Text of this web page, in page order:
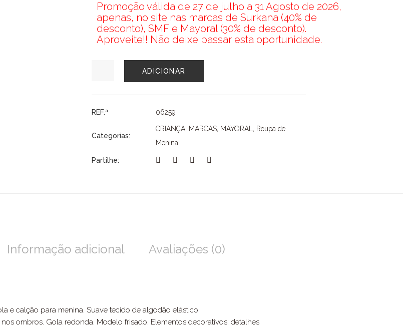
Promoção válida de 27 de julho a 31 Agosto de 2026,
apenas, no site nas marcas de Surkana (40% de
desconto), SMF e Mayoral (30% de desconto).
Aproveite!! Não deixe passar esta oportunidade.
MENINA
MAYORAL
ADICIONAR
REF.ª 06259
Categorias:
CRIANÇA, MARCAS, MAYORAL , Roupa de
Menina
Partilhe:
Informação adicional Avaliações (0)
e calção para menina. Suave tecido de algodão elástico.
ombros. Gola redonda. Modelo frisado. Elementos decorativos: detalhes